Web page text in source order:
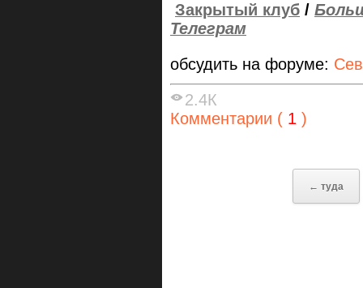
Закрытый клуб /
Телеграм
обсудить на форуме:
2.4К
Комментарии ( 1 )
← туда